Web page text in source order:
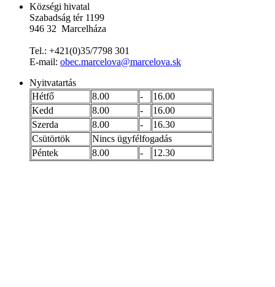
Községi hivatal
Szabadság tér 1199
946 32 Marcelháza
Tel.: +421(0)35/7798 301
E-mail: obec.marcelova@marcelova.sk
Nyitvatartás
Hétfő
8.00 -
16.00
Kedd
8.00 -
16.00
Szerda
8.00 -
16.30
Csütörtök
Nincs ügyfélfogadás
Péntek
8.00 - 12.30